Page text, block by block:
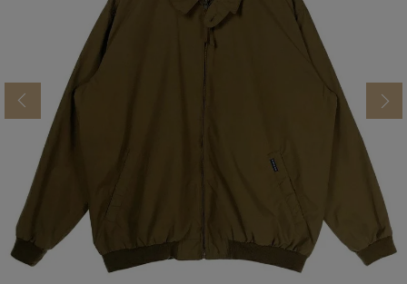
店舗紹介
ブランドから探す スタッフコーディネート
古着卸DOCK
メンズ商品カテゴリーから探す